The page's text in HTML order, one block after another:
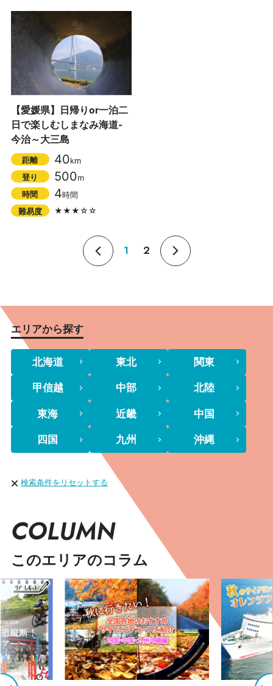
【愛媛県】日帰りor一泊二
日で楽しむしまなみ海道-
今治～大三島
距離 40km
登り
500m
時間
4時間
難易度
★★★☆☆
1 2
エリアから探す
北海道 東北 関東
甲信越 中部 北陸
東海 近畿 中国
四国 九州 沖縄
検索条件をリセットする
COLUMN
このエリアのコラム